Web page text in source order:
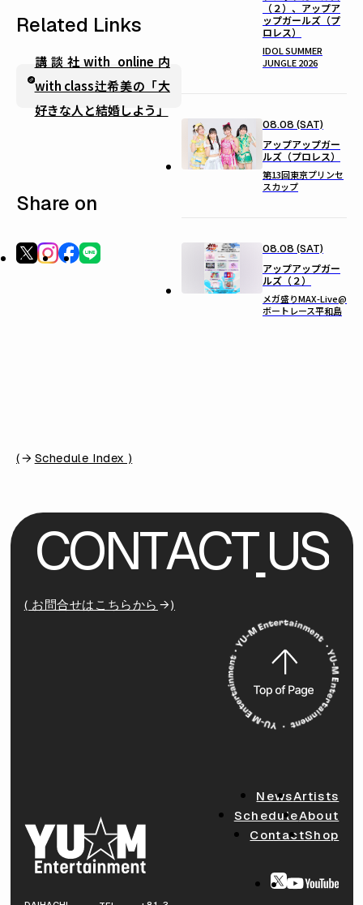
Related Links
講談社with online内
with class辻希美の「大
好きな人と結婚しよう」
Share on
（２）、アップア
ップガールズ（プ
ロレス）
IDOL SUMMER
JUNGLE 2026
08.08 (SAT)
アップアップガー
ルズ（プロレス）
第13回東京プリンセ
スカップ
08.08 (SAT)
アップアップガー
ルズ（２）
メガ盛りMAX-Live@
ボートレース平和島
( Schedule Index )
CONTACT US
( お問合せはこちらから )
NewsArtists
ScheduleAbout
ContactShop